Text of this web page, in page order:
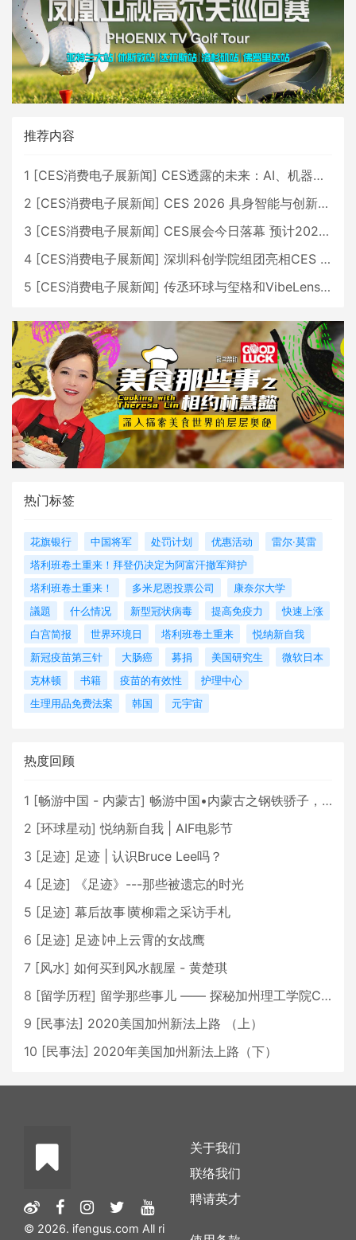
推荐内容
1 [CES消费电子展新闻] CES透露的未来：AI、机器人与智能生活大爆发
2 [CES消费电子展新闻] CES 2026 具身智能与创新领域 中国公司大放异彩
3 [CES消费电子展新闻] CES展会今日落幕 预计2026行业收入将超五千亿美元
4 [CES消费电子展新闻] 深圳科创学院组团亮相CES 广受好评
5 [CES消费电子展新闻] 传丞环球与玺格和VibeLens共同推出全新耳机
热门标签
花旗银行 中国将军 处罚计划 优惠活动
雷尔·莫雷
塔利班卷土重来！拜登仍决定为阿富汗撤军辩护
塔利班卷土重来！
多米尼恩投票公司
康奈尔大学
議題
什么情况 新型冠状病毒 提高免疫力
快速上涨
白宫简报
世界环境日 塔利班卷土重来
悦纳新自我
新冠疫苗第三针
大肠癌 募捐 美国研究生
微软日本
克林顿
书籍 疫苗的有效性
护理中心
生理用品免费法案
韩国 元宇宙
热度回顾
1 [畅游中国 - 内蒙古] 畅游中国•内蒙古之钢铁骄子，魅力包头
2 [环球星动] 悦纳新自我 | AIF电影节
3 [足迹] 足迹 | 认识Bruce Lee吗？
4 [足迹]
《足迹》---那些被遗忘的时光
5 [足迹] 幕后故事∣黄柳霜之采访手札
6 [足迹] 足迹∣冲上云霄的女战鹰
7 [风水] 如何买到风水靓屋 - 黄楚琪
8 [留学历程] 留学那些事儿 —— 探秘加州理工学院Caltech博士生活 [上集]
9 [民事法] 2020美国加州新法上路 （上）
10 [民事法] 2020年美国加州新法上路（下）
© 2026. ifengus.com All ri
关于我们
联络我们
聘请英才